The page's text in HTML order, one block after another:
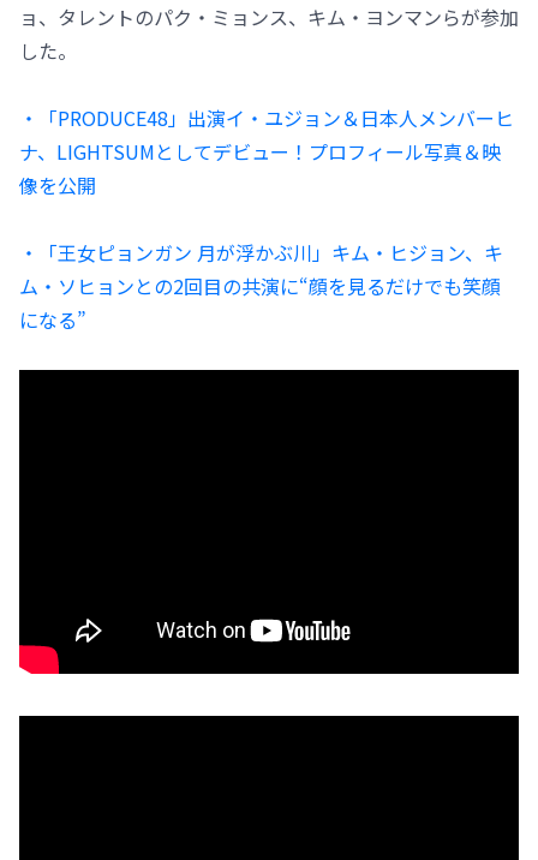
ョ、タレントのパク・ミョンス、キム・ヨンマンらが参加
した。
・「PRODUCE48」出演イ・ユジョン＆日本人メンバーヒ
ナ、LIGHTSUMとしてデビュー！プロフィール写真＆映
像を公開
・「王女ピョンガン 月が浮かぶ川」キム・ヒジョン、キ
ム・ソヒョンとの2回目の共演に“顔を見るだけでも笑顔
になる”